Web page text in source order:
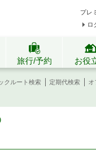
プレ
ロ
旅行/予約 お役
クルート検索 定期代検索 オ